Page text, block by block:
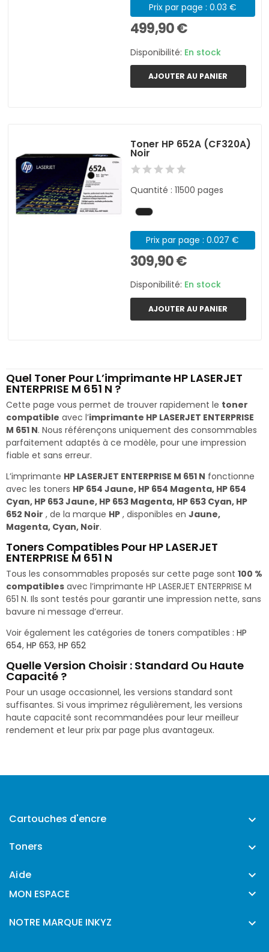
Prix par page : 0.03 €
499,90 €
Disponibilité: En stock
AJOUTER AU PANIER
Toner HP 652A (CF320A)
Noir
Quantité : 11500 pages
Prix par page : 0.027 €
309,90 €
Disponibilité: En stock
AJOUTER AU PANIER
Quel Toner Pour L’imprimante HP LASERJET
ENTERPRISE M 651 N ?
Cette page vous permet de trouver rapidement le toner
compatible avec l’imprimante HP LASERJET ENTERPRISE
M 651 N. Nous référençons uniquement des consommables
parfaitement adaptés à ce modèle, pour une impression
fiable et sans erreur.
L’imprimante HP LASERJET ENTERPRISE M 651 N fonctionne
avec les toners HP 654 Jaune, HP 654 Magenta, HP 654
Cyan, HP 653 Jaune, HP 653 Magenta, HP 653 Cyan, HP
652 Noir , de la marque HP , disponibles en Jaune,
Magenta, Cyan, Noir.
Toners Compatibles Pour HP LASERJET
ENTERPRISE M 651 N
Tous les consommables proposés sur cette page sont 100 %
compatibles avec l’imprimante HP LASERJET ENTERPRISE M
651 N. Ils sont testés pour garantir une impression nette, sans
bavure ni message d’erreur.
Voir également les catégories de toners compatibles : HP
654, HP 653, HP 652
Quelle Version Choisir : Standard Ou Haute
Capacité ?
Pour un usage occasionnel, les versions standard sont
suffisantes. Si vous imprimez régulièrement, les versions
haute capacité sont recommandées pour leur meilleur
rendement et leur prix par page plus avantageux.
Cartouches d'encre 
Toners 
Aide 
MON ESPACE 
NOTRE MARQUE INKYZ 